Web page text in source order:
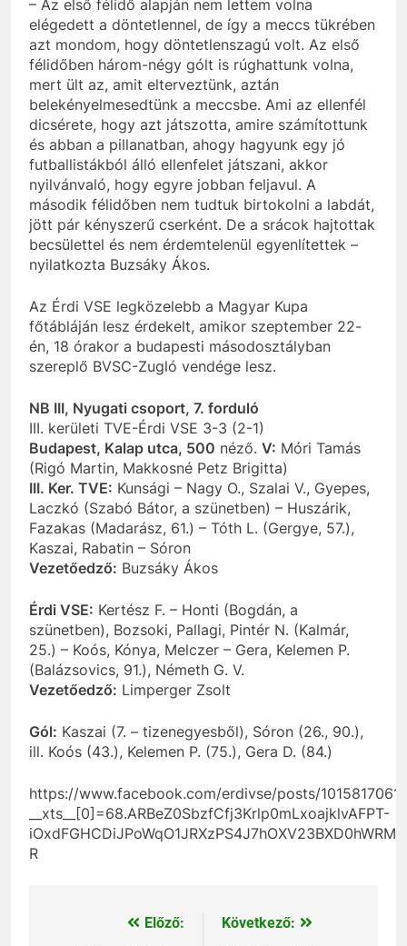
– Az első félidő alapján nem lettem volna
elégedett a döntetlennel, de így a meccs tükrében
azt mondom, hogy döntetlenszagú volt. Az első
félidőben három-négy gólt is rúghattunk volna,
mert ült az, amit elterveztünk, aztán
belekényelmesedtünk a meccsbe. Ami az ellenfél
dicsérete, hogy azt játszotta, amire számítottunk
és abban a pillanatban, ahogy hagyunk egy jó
futballistákból álló ellenfelet játszani, akkor
nyilvánvaló, hogy egyre jobban feljavul. A
második félidőben nem tudtuk birtokolni a labdát,
jött pár kényszerű cserként. De a srácok hajtottak
becsülettel és nem érdemtelenül egyenlítettek –
nyilatkozta Buzsáky Ákos.
Az Érdi VSE legközelebb a Magyar Kupa
főtábláján lesz érdekelt, amikor szeptember 22-
én, 18 órakor a budapesti másodosztályban
szereplő BVSC-Zugló vendége lesz.
NB III, Nyugati csoport, 7. forduló
III. kerületi TVE-Érdi VSE 3-3 (2-1)
Budapest, Kalap utca, 500 néző. V: Móri Tamás
(Rigó Martin, Makkosné Petz Brigitta)
III. Ker. TVE: Kunsági – Nagy O., Szalai V., Gyepes,
Laczkó (Szabó Bátor, a szünetben) – Huszárik,
Fazakas (Madarász, 61.) – Tóth L. (Gergye, 57.),
Kaszai, Rabatin – Sóron
Vezetőedző: Buzsáky Ákos
Érdi VSE: Kertész F. – Honti (Bogdán, a
szünetben), Bozsoki, Pallagi, Pintér N. (Kalmár,
25.) – Koós, Kónya, Melczer – Gera, Kelemen P.
(Balázsovics, 91.), Németh G. V.
Vezetőedző: Limperger Zsolt
Gól: Kaszai (7. – tizenegyesből), Sóron (26., 90.),
ill. Koós (43.), Kelemen P. (75.), Gera D. (84.)
https://www.facebook.com/erdivse/posts/
__xts__[0]=68.ARBeZ0SbzfCfj3Krlp0mLxoajklvAFPT-
R
BejegyzésElőző:
Következő: